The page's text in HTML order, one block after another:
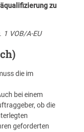
zu
1 VOB/A-EU
die im
bei einem
ob die
geforderten